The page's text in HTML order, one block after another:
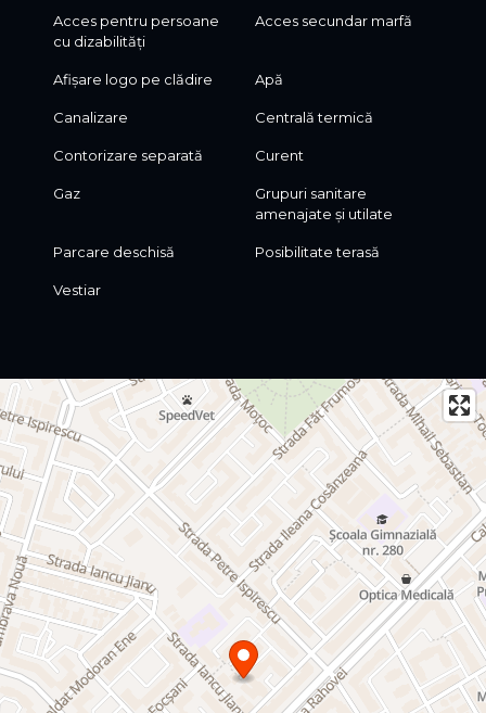
• Centru de recuperare
• Showroom
• Magazin de prezentare
• Depozitare și logistică
• Salon de înfrumusețare
• Barber shop
• Centru de estetică
• Studio foto/video
• Atelier de producție ușoară
• Bucătărie profesională / catering
• Cofetărie sau laborator de patiserie
• Farmacie
Acces pentru persoane
cu dizabilități
Acces secundar marfă
Afișare logo pe clădire Apă
Canalizare Centrală termică
Contorizare separată Curent
Gaz
Grupuri sanitare
amenajate și utilate
Parcare deschisă Posibilitate terasă
Vestiar